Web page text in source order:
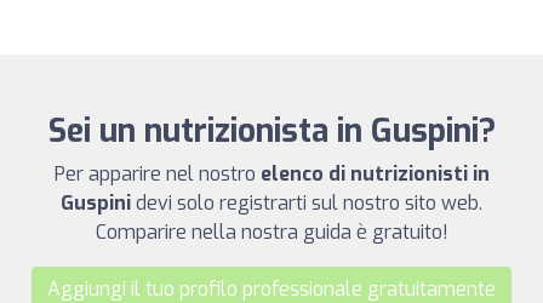
Sei un nutrizionista in Guspini?
Per apparire nel nostro elenco di nutrizionisti in
Guspinidevi solo registrarti sul nostro sito web.
Comparire nella nostra guida è gratuito!
Aggiungi il tuo profilo professionale gratuitamente